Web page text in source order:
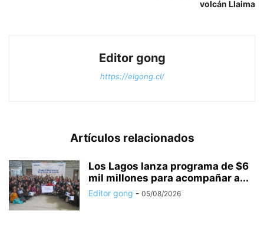
volcán Llaima
Editor gong
https://elgong.cl/
Artículos relacionados
Los Lagos lanza programa de $6
mil millones para acompañar a...
Editor gong - 05/08/2026